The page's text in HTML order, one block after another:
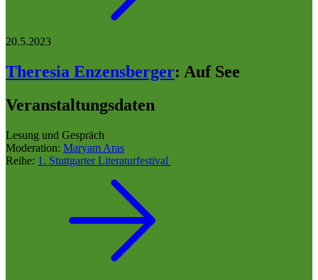
20.5.2023
Theresia Enzensberger: Auf See
Veranstaltungsdaten
Lesung und Gespräch
Moderation: Maryam Aras
Reihe: 1. Stuttgarter Literaturfestival